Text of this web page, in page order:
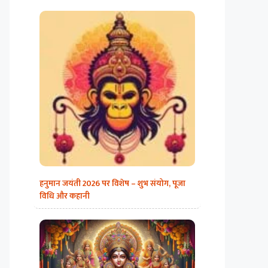
हनुमान जयंती 2026 पर विशेष – शुभ संयोग, पूजा
विधि और कहानी